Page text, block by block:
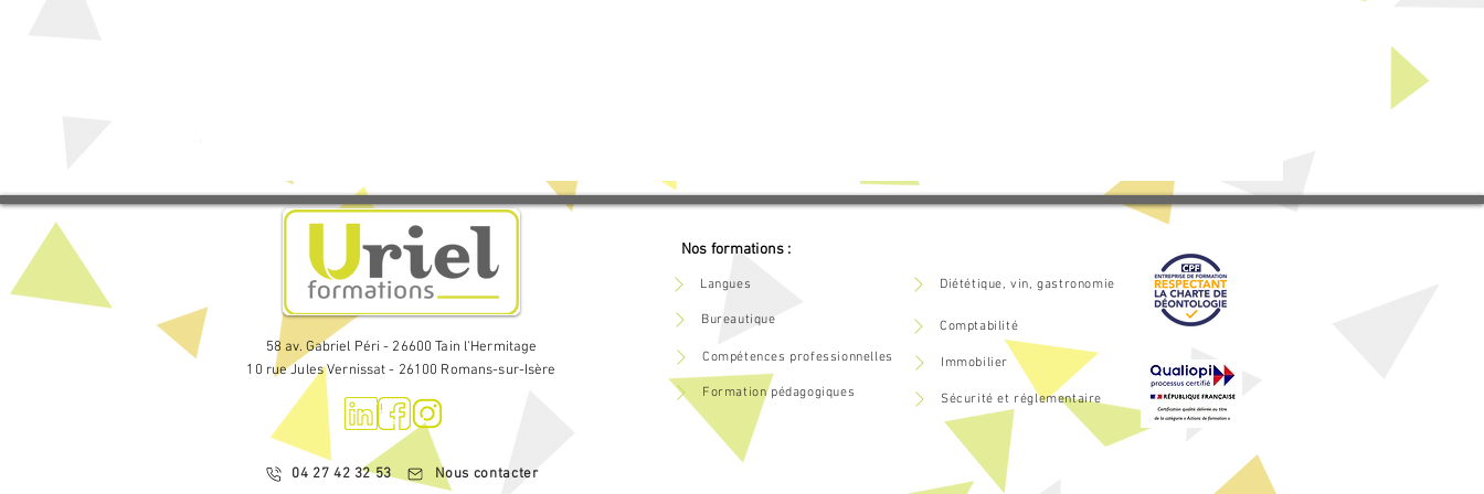
Rappeler un temps fort
58 av. Gabriel Péri - 26600 Tain l'Hermitage
10 rue Jules Vernissat - 26100 Romans-sur-Isère
Nos formations :
Langues Diététique, vin, gastronomie
Comptabilité
Immobilier
Sécurité et réglementaire
04 27 42 32 53 Nous contacter
Bureautique
Compétences professionnelles
Formation pédagogiques